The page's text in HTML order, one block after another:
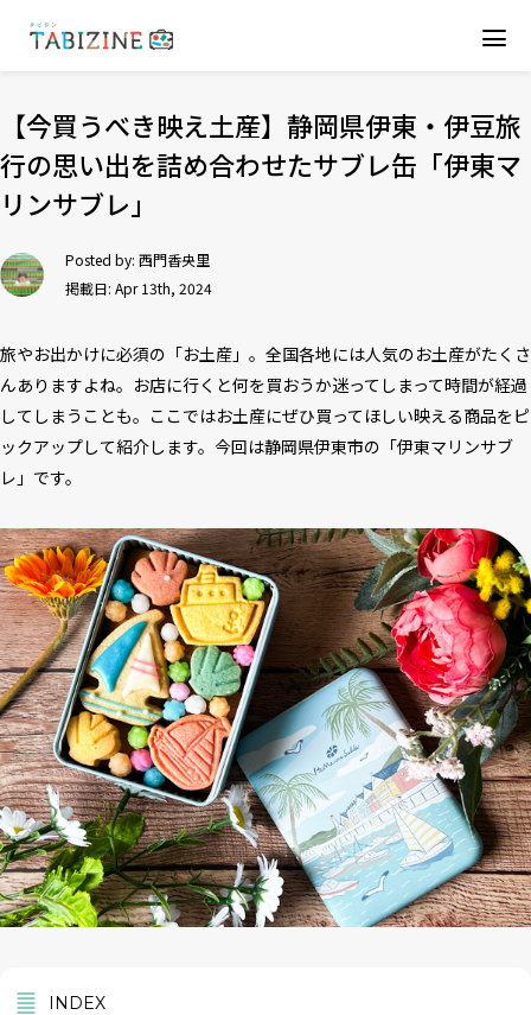
【今買うべき映え土産】静岡県伊東・伊豆旅
行の思い出を詰め合わせたサブレ缶「伊東マ
リンサブレ」
Posted by: 西門香央里
掲載日: Apr 13th, 2024
旅やお出かけに必須の「お土産」。全国各地には人気のお土産がたくさ
んありますよね。お店に行くと何を買おうか迷ってしまって時間が経過
してしまうことも。ここではお土産にぜひ買ってほしい映える商品をピ
ックアップして紹介します。今回は静岡県伊東市の「伊東マリンサブ
レ」です。
INDEX